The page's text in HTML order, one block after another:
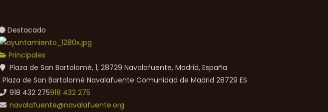
Destacado
Principales
Plaza de San Bartolomé, 1, 28729 Navalafuente, Madrid, España
Plaza de San Bartolomé Navalafuente Comunidad de Madrid 28729 ES
918 432 275918 432 275
navalafuente@navalafuente.org